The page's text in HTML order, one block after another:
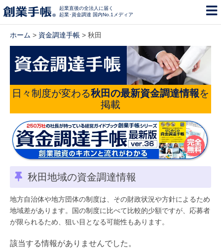
起業直後の全法人に届く
起業･資金調達 国内No.1メディア
ホーム > 資金調達手帳 > 秋田
日々制度が変わる秋田の最新資金調達情報を
掲載
秋田地域の資金調達情報
地方自治体や地方団体の制度は、その財政状況や方針によるため
地域差があります。国の制度に比べて比較的少額ですが、応募者
が限られるため、狙い目となる可能性もあります。
該当する情報がありませんでした。